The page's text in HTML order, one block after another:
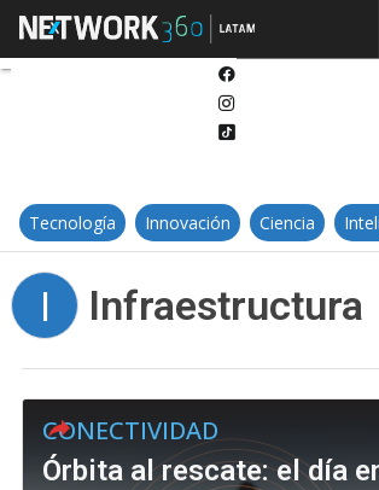
Tecnología Innovación Ciencia
I Infraestructura
CONECTIVIDAD
Órbita al rescate: el día